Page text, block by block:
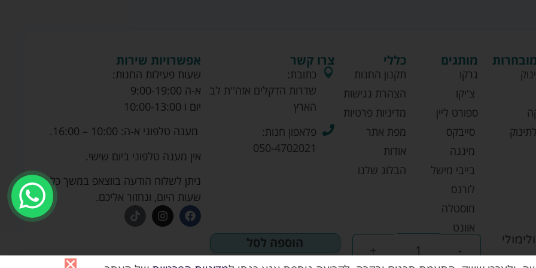
-
+ הוספה לסל
מותגים
גרקו
צ'יקו
ספורט ליין
סייבקס
מיננה
בייבי מישל
לורנס
מוסטלה
אוונט
כללי
תקנון החנות
הצהרת נגישות
מדיניות פרטיות
מפת אתר
אודות
הבלוג שלנו
צרו קשר
כתובת:
שדרות הדקלים אזה''ת לב
הארץ
פלאפון חנות:
050-4702021
אפשרויות שירות
שעות פעילות החנות:
א-ה 9:00-19:00
יום ו 10:00-13:00
מענה טלפוני א-ה: 10:00 – 16:00.
אין מענה טלפוני ביום שישי.
ניתן לשלוח הודעה בווצאפ במשך כל
שעות היום, ונחזור אליכם.